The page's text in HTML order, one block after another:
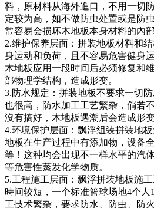
料，原材料从海外進口，不用一切
定较为高，如不做防虫处置或是防
常容易会损坏木地板本身材料的內部
2.维护保养层面：拼装地板材料和
身运动和负荷，且不容易危害健身
木地板应用一段时间后必须修复和
部物理学结构，造成形变。
3.防水规定：拼装地板不要求一切
也很高，防水加工工艺繁杂，倘若
沒有搞好，木地板遇潮后会造成形
4.环境保护层面：飘浮组装拼装地
地板在生产过程中有添加物，设备
等！这种均会出现不一样水平的汽
等危害性蒸发化学物质。
5.工程施工层面：飘浮拼装地板施
時间较短，一个标准篮球场地4个
工技术繁杂，要求防水、防虫、防